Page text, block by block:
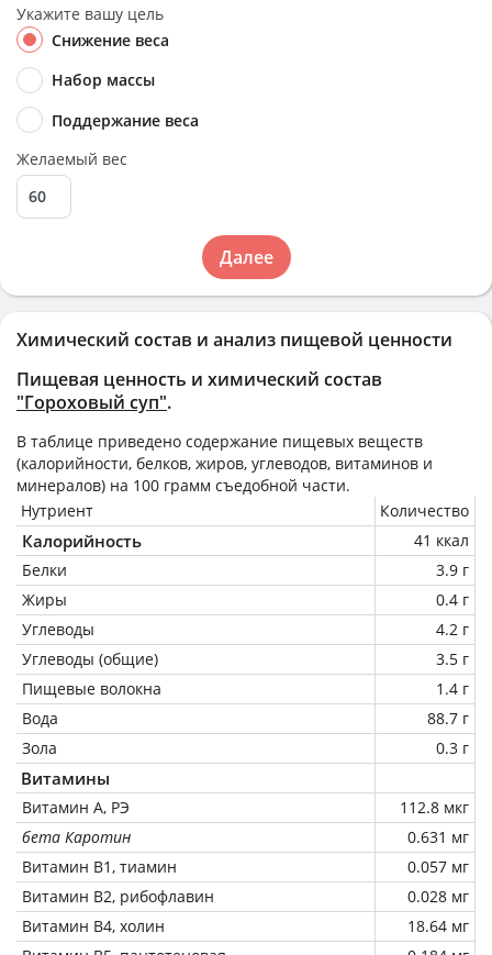
Химический состав и анализ пищевой ценности
Пищевая ценность и химический состав
"Гороховый суп".
В таблице приведено содержание пищевых веществ
(калорийности, белков, жиров, углеводов, витаминов и
минералов) на 100 грамм съедобной части.
Нутриент
Количество
Калорийность
41 ккал
Белки
3.9 г
Жиры
0.4 г
Углеводы
4.2 г
Углеводы (общие)
3.5 г
Пищевые волокна
1.4 г
Вода
88.7 г
Зола
0.3 г
Витамины
Витамин А, РЭ
112.8 мкг
бета Каротин
0.631 мг
Витамин В1, тиамин
0.057 мг
Витамин В2, рибофлавин
0.028 мг
Витамин В4, холин
18.64 мг
Укажите вашу цель
Снижение веса
Набор массы
Поддержание веса
Желаемый вес
Далее